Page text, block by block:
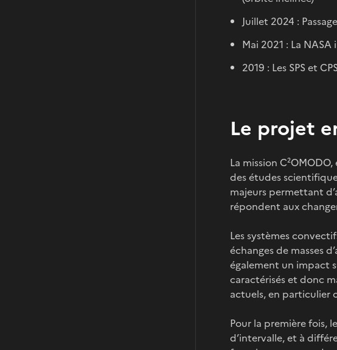
Juillet 2024 :
Mai 2021 : La
2019 : Les SPS et
Le projet
La mission
des études
majeurs permettant
répondent aux
Les systèmes
échanges de masses
également un impact
caractérisés et donc
actuels, en particulier
Pour la première fois,
d’intervalle, et à